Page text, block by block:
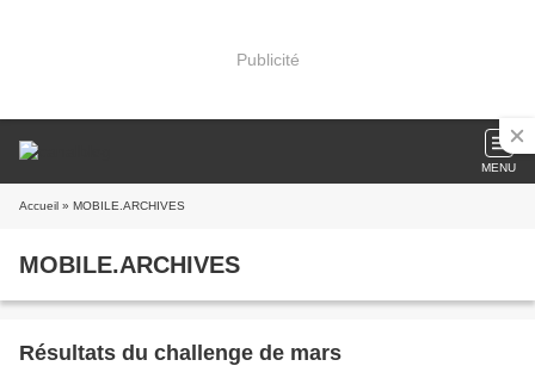
Publicité
MENU
Accueil » MOBILE.ARCHIVES
MOBILE.ARCHIVES
Résultats du challenge de mars